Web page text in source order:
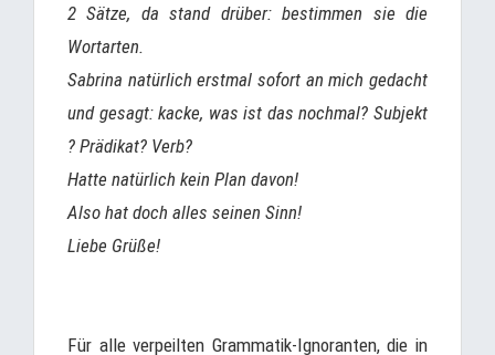
2 Sätze, da stand drüber: bestimmen sie die
Wortarten.
Sabrina natürlich erstmal sofort an mich gedacht
und gesagt: kacke, was ist das nochmal? Subjekt
? Prädikat? Verb?
Hatte natürlich kein Plan davon!
Also hat doch alles seinen Sinn!
Liebe Grüße!
Für alle verpeilten Grammatik-Ignoranten, die in